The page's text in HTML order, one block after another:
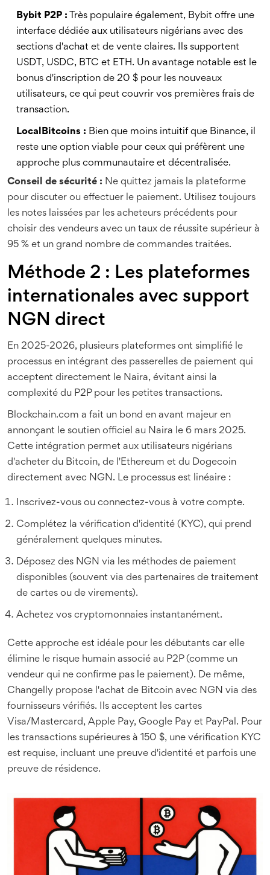
Bybit P2P : Très populaire également, Bybit offre une
interface dédiée aux utilisateurs nigérians avec des
sections d'achat et de vente claires. Ils supportent
USDT, USDC, BTC et ETH. Un avantage notable est le
bonus d'inscription de 20 $ pour les nouveaux
utilisateurs, ce qui peut couvrir vos premières frais de
transaction.
LocalBitcoins : Bien que moins intuitif que Binance, il
reste une option viable pour ceux qui préfèrent une
approche plus communautaire et décentralisée.
Conseil de sécurité : Ne quittez jamais la plateforme
pour discuter ou effectuer le paiement. Utilisez toujours
les notes laissées par les acheteurs précédents pour
choisir des vendeurs avec un taux de réussite supérieur à
95 % et un grand nombre de commandes traitées.
Méthode 2 : Les plateformes
internationales avec support
NGN direct
En 2025-2026, plusieurs plateformes ont simplifié le
processus en intégrant des passerelles de paiement qui
acceptent directement le Naira, évitant ainsi la
complexité du P2P pour les petites transactions.
Blockchain.com a fait un bond en avant majeur en
annonçant le soutien officiel au Naira le 6 mars 2025.
Cette intégration permet aux utilisateurs nigérians
d'acheter du Bitcoin, de l'Ethereum et du Dogecoin
directement avec NGN. Le processus est linéaire :
Inscrivez-vous ou connectez-vous à votre compte.
Complétez la vérification d'identité (KYC), qui prend
généralement quelques minutes.
Déposez des NGN via les méthodes de paiement
disponibles (souvent via des partenaires de traitement
de cartes ou de virements).
Achetez vos cryptomonnaies instantanément.
Cette approche est idéale pour les débutants car elle
élimine le risque humain associé au P2P (comme un
vendeur qui ne confirme pas le paiement). De même,
Changelly propose l'achat de Bitcoin avec NGN via des
fournisseurs vérifiés. Ils acceptent les cartes
Visa/Mastercard, Apple Pay, Google Pay et PayPal. Pour
les transactions supérieures à 150 $, une vérification KYC
est requise, incluant une preuve d'identité et parfois une
preuve de résidence.